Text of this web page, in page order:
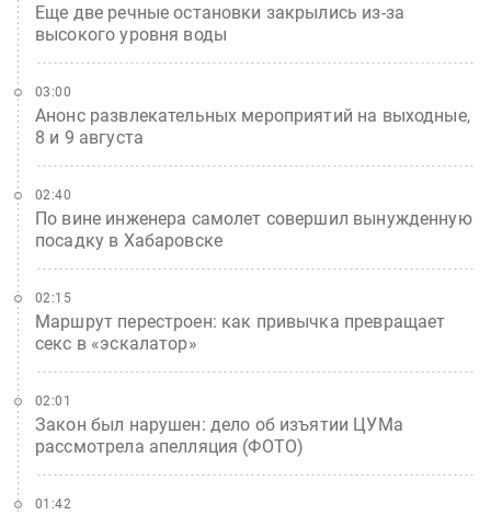
Еще две речные остановки закрылись из-за
высокого уровня воды
Анонс развлекательных мероприятий на выходные,
8 и 9 августа
03:00
По вине инженера самолет совершил вынужденную
посадку в Хабаровске
02:40
Маршрут перестроен: как привычка превращает
секс в «эскалатор»
02:15
Закон был нарушен: дело об изъятии ЦУМа
рассмотрела апелляция (ФОТО)
02:01
01:42